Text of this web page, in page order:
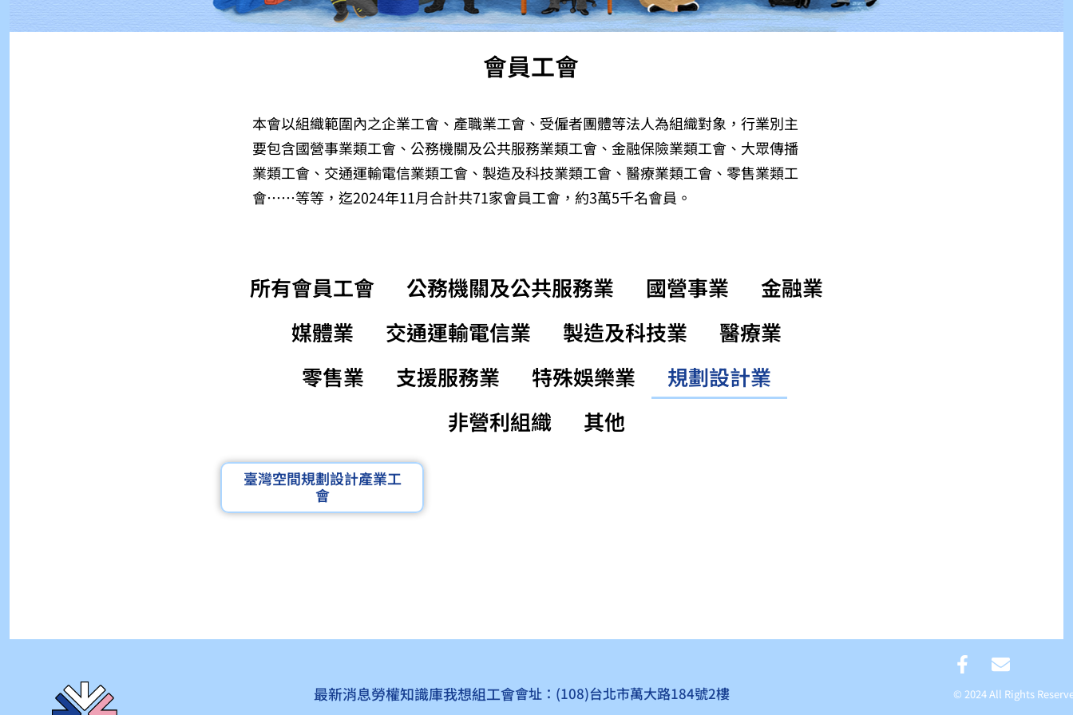
會員工會
本會以組織範圍內之企業工會、產職業工會、受僱者團體等法人為組織對象，行業別主
要包含國營事業類工會、公務機關及公共服務業類工會、金融保險業類工會、大眾傳播
業類工會、交通運輸電信業類工會、製造及科技業類工會、醫療業類工會、零售業類工
會⋯⋯等等，迄2024年11月合計共71家會員工會，約3萬5千名會員。
所有會員工會 公務機關及公共服務業 國營事業
金融業
媒體業
交通運輸電信業 製造及科技業
醫療業
零售業
支援服務業 特殊娛樂業
規劃設計業
非營利組織
其他
臺灣空間規劃設計產業工
會
最新消息勞權知識庫我想組工會會址：(108)台北市萬大路184號2樓 © 2024 All Rights